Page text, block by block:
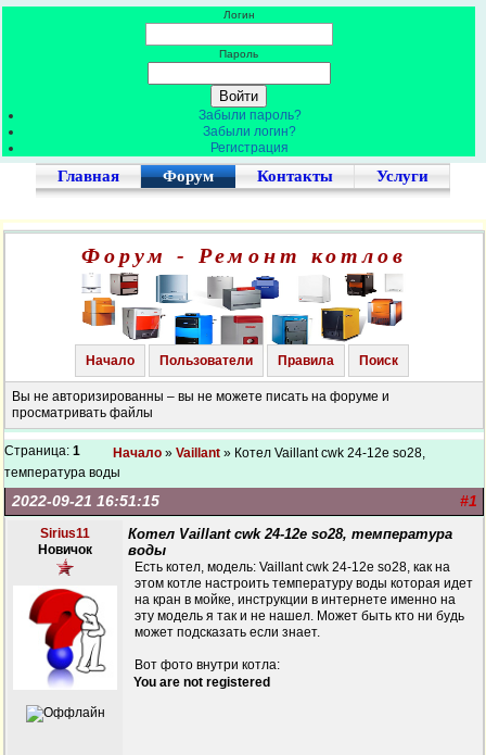
Логин
Пароль
Забыли пароль?
Забыли логин?
Регистрация
Главная Форум Контакты Услуги
Форум - Ремонт котлов
Начало Пользователи Правила Поиск
Вы не авторизированны – вы не можете писать на форуме и
просматривать файлы
Страница: 1 Начало » Vaillant » Котел Vaillant cwk 24-12e so28,
температура воды
#1
2022-09-21 16:51:15
Sirius11
Новичок
Котел Vaillant cwk 24-12e so28, температура
воды
Есть котел, модель: Vaillant cwk 24-12e so28, как на
этом котле настроить температуру воды которая идет
на кран в мойке, инструкции в интернете именно на
эту модель я так и не нашел. Может быть кто ни будь
может подсказать если знает.
Вот фото внутри котла:
You are not registered